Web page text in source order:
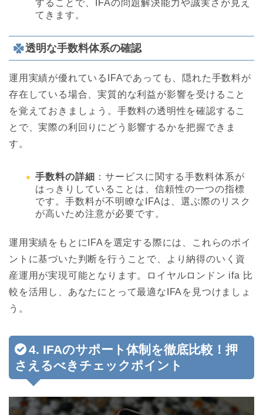
することで、IFAの問題解決能力や誠実さが見え
てきます。
透明な手数料体系の確認
運用実績が優れているIFAであっても、隠れた手数料が
存在している場合、実質的な利益が影響を受けること
を覚えておきましょう。手数料の透明性を確認するこ
とで、実際の利回りにどう影響するかを把握できま
す。
手数料の詳細 ：サービスに関する手数料体系が
はっきりしていることは、信頼性の一つの指標
です。手数料が不明瞭なIFAは、選ぶ際のリスク
が高いため注意が必要です。
運用実績をもとにIFAを選定する際には、これらのポイ
ントに基づいた判断を行うことで、より納得のいく資
産運用が実現可能となります。
ロイヤルロンドン ifa 比
較 を活用し、あなたにとって最適なIFAを見つけましょ
う。
4. IFAのサポート体制を徹底比較！押
さえるべきチェックポイント